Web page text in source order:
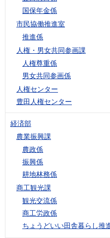
国保年金係
市民協働推進室
推進係
人権・男女共同参画課
人権尊重係
男女共同参画係
人権センター
豊田人権センター
経済部
農業振興課
農政係
振興係
耕地林務係
商工観光課
観光交流係
商工労政係
ちょうどいい田舎暮らし推